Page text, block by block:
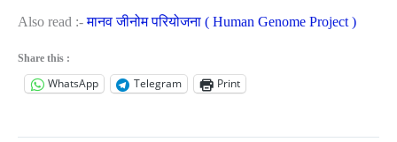
Also read :-मानव जीनोम परियोजना ( Human Genome Project )
Share this :
WhatsApp Telegram Print